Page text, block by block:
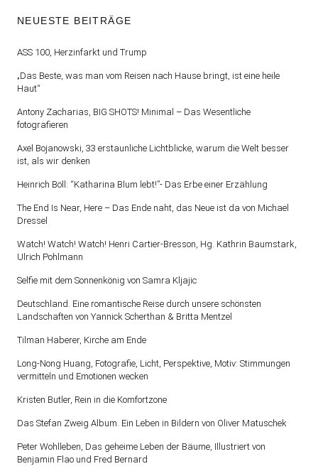
NEUESTE BEITRÄGE
ASS 100, Herzinfarkt und Trump
„Das Beste, was man vom Reisen nach Hause bringt, ist eine heile
Haut“
Antony Zacharias, BIG SHOTS! Minimal – Das Wesentliche
fotografieren
Axel Bojanowski, 33 erstaunliche Lichtblicke, warum die Welt besser
ist, als wir denken
Heinrich Böll: “Katharina Blum lebt!”- Das Erbe einer Erzählung
The End Is Near, Here – Das Ende naht, das Neue ist da von Michael
Dressel
Watch! Watch! Watch! Henri Cartier-Bresson, Hg. Kathrin Baumstark,
Ulrich Pohlmann
Selfie mit dem Sonnenkönig von Samra Kljajic
Deutschland. Eine romantische Reise durch unsere schönsten
Landschaften von Yannick Scherthan & Britta Mentzel
Tilman Haberer, Kirche am Ende
Long-Nong Huang, Fotografie, Licht, Perspektive, Motiv: Stimmungen
vermitteln und Emotionen wecken
Kristen Butler, Rein in die Komfortzone
Das Stefan Zweig Album. Ein Leben in Bildern von Oliver Matuschek
Peter Wohlleben, Das geheime Leben der Bäume, Illustriert von
Benjamin Flao und Fred Bernard